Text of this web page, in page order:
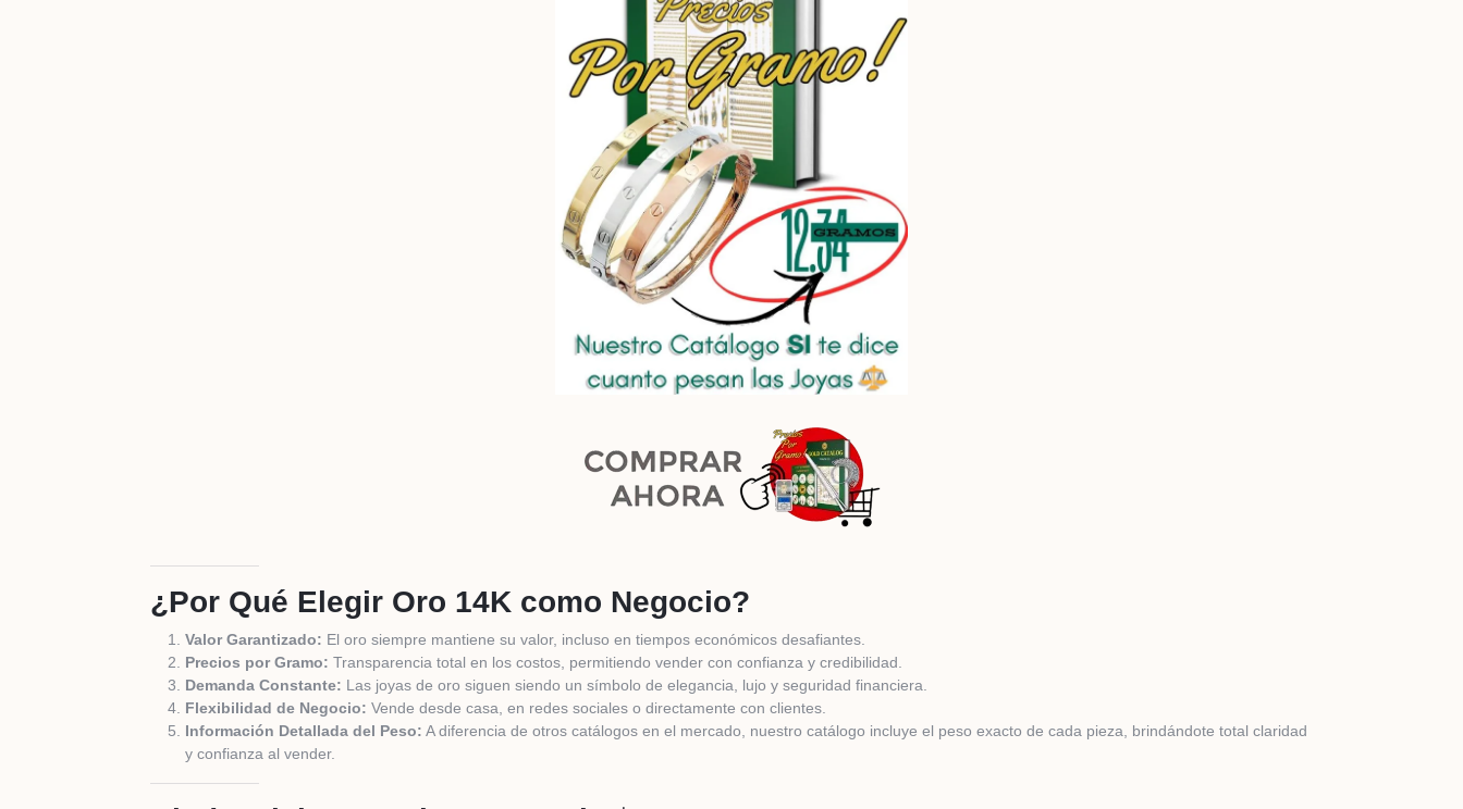
¿Por Qué Elegir Oro 14K como Negocio?
Valor Garantizado: El oro siempre mantiene su valor, incluso en tiempos económicos desafiantes.
Precios por Gramo: Transparencia total en los costos, permitiendo vender con confianza y credibilidad.
Demanda Constante: Las joyas de oro siguen siendo un símbolo de elegancia, lujo y seguridad financiera.
Flexibilidad de Negocio: Vende desde casa, en redes sociales o directamente con clientes.
Información Detallada del Peso: A diferencia de otros catálogos en el mercado, nuestro catálogo incluye el peso exacto de cada pieza, brindándote total claridad
y confianza al vender.